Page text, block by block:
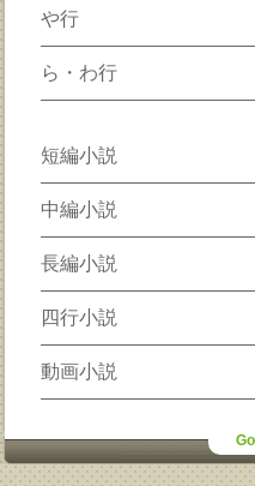
や行
ら・わ行
短編小説
中編小説
長編小説
四行小説
動画小説